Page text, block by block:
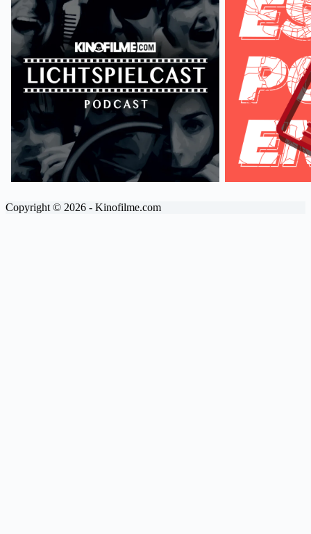
Copyright © 2026 - Kinofilme.com